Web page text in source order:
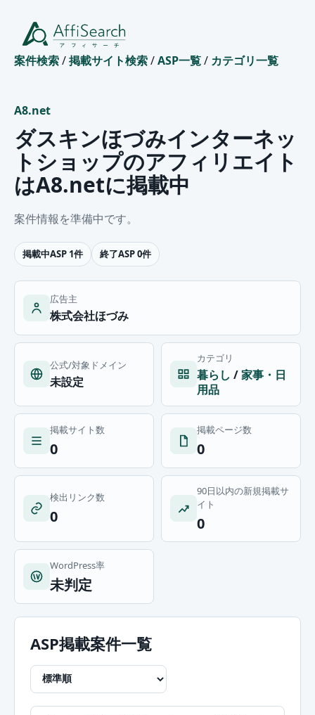
案件検索/掲載サイト検索/ASP一覧/ カテゴリ一覧
A8.net
ダスキンほづみインターネッ
トショップのアフィリエイト
はA8.netに掲載中
案件情報を準備中です。
掲載中ASP 1件 終了ASP 0件
広告主
株式会社ほづみ
公式/対象ドメイン
未設定
カテゴリ
暮らし /家事・日
用品
掲載サイト数
0
掲載ページ数
0
検出リンク数
0
90日以内の新規掲載サ
イト
0
WordPress率
未判定
ASP掲載案件一覧